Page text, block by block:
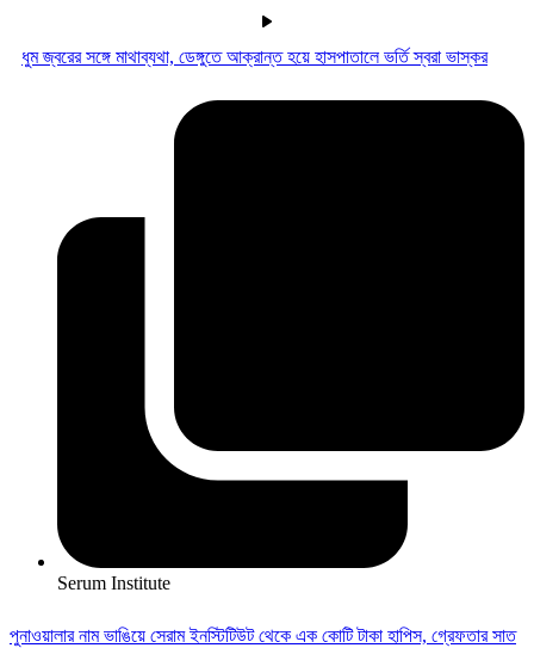
ধুম জ্বরের সঙ্গে মাথাব্যথা, ডেঙ্গুতে আক্রান্ত হয়ে হাসপাতালে ভর্তি স্বরা ভাস্কর
Serum Institute
পুনাওয়ালার নাম ভাঙিয়ে সেরাম ইনস্টিটিউট থেকে এক কোটি টাকা হাপিস, গ্রেফতার সাত